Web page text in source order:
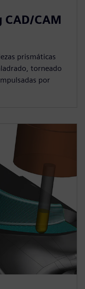
CAM
prismáticas
torneado
por